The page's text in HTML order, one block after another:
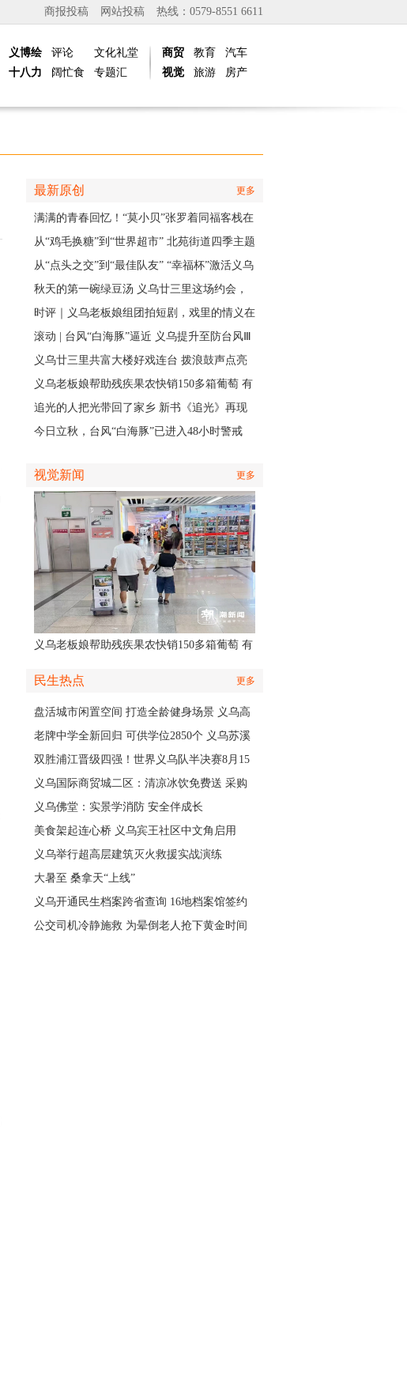
热线：0579-8551 6611
网站投稿
商报投稿
义博绘
十八力
评论
阔忙食
文化礼堂
专题汇
商贸
视觉
教育
旅游
汽车
房产
最新原创 更多
满满的青春回忆！“莫小贝”张罗着同福客栈在
义乌再“开张”
从“鸡毛换糖”到“世界超市” 北苑街道四季主题
展再现义乌印记
从“点头之交”到“最佳队友” “幸福杯”激活义乌
稠江邻里情
秋天的第一碗绿豆汤 义乌廿三里这场约会，
主角是快递小哥
时评｜义乌老板娘组团拍短剧，戏里的情义在
现实中有了回响
滚动 | 台风“白海豚”逼近 义乌提升至防台风Ⅲ
级应急响应
义乌廿三里共富大楼好戏连台 拨浪鼓声点亮
乡村之夜
义乌老板娘帮助残疾果农快销150多箱葡萄 有
人认出她还主演了部短剧
追光的人把光带回了家乡 新书《追光》再现
义商与一座城的双向奔赴
今日立秋，台风“白海豚”已进入48小时警戒
视觉新闻 更多
义乌老板娘帮助残疾果农快销150多箱葡萄 有
民生热点 更多
盘活城市闲置空间 打造全龄健身场景 义乌高
质量落地省级文体民生实事
老牌中学全新回归 可供学位2850个 义乌苏溪
中学9月投用
双胜浦江晋级四强！世界义乌队半决赛8月15
日主场开打
义乌国际商贸城二区：清凉冰饮免费送 采购
商可就近领取
义乌佛堂：实景学消防 安全伴成长
美食架起连心桥 义乌宾王社区中文角启用
义乌举行超高层建筑灭火救援实战演练
大暑至 桑拿天“上线”
义乌开通民生档案跨省查询 16地档案馆签约
合作
公交司机冷静施救 为晕倒老人抢下黄金时间